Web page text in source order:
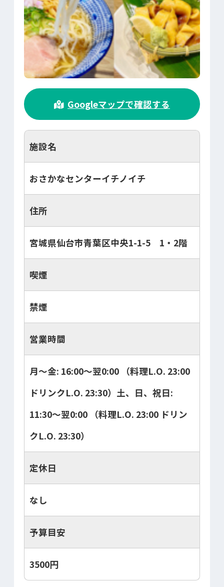
Googleマップで確認する
施設名
おさかなセンターイチノイチ
住所
宮城県仙台市青葉区中央1-1-5 1・2階
喫煙
禁煙
営業時間
月～金: 16:00～翌0:00 （料理L.O. 23:00
ドリンクL.O. 23:30）土、日、祝日:
11:30～翌0:00 （料理L.O. 23:00 ドリン
クL.O. 23:30）
定休日
なし
予算目安
3500円